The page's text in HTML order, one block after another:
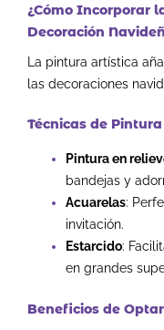
¿Cómo Incorporar
Decoración
La pintura artística
las decoraciones
Técnicas de
Pintura en
bandejas y
Acuarelas:
invitación.
Estarcido:
en grandes
Beneficios de